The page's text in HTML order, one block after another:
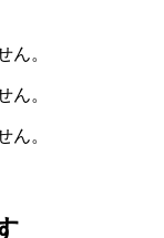
ん。
ん。
ん。